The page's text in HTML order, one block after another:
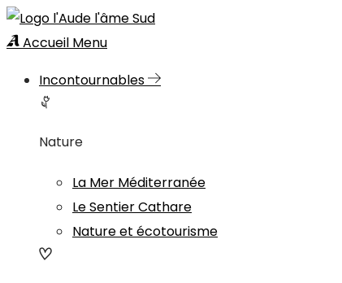
Accueil Menu
Incontournables
Nature
La Mer Méditerranée
Le Sentier Cathare
Nature et écotourisme